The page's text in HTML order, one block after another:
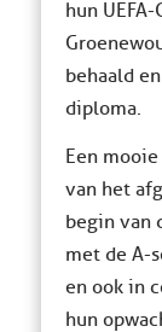
hun
behaald
diploma.
Een
van het
begin van
met de A-
en ook in
hun